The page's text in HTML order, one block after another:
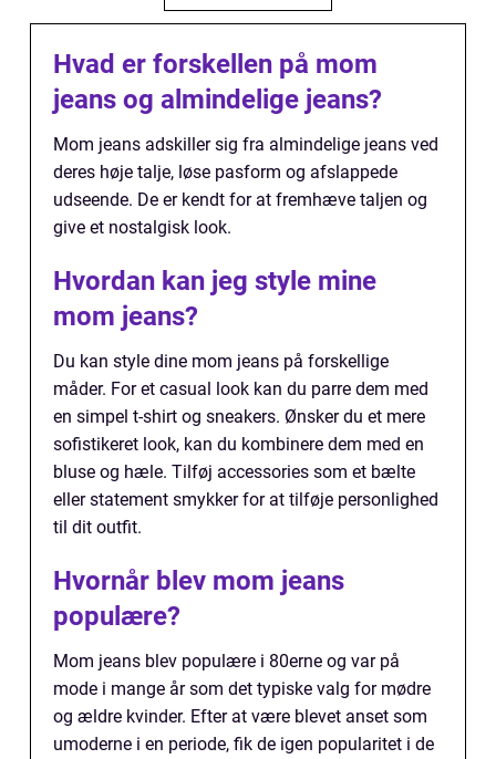
Hvad er forskellen på mom
jeans og almindelige jeans?
Mom jeans adskiller sig fra almindelige jeans ved
deres høje talje, løse pasform og afslappede
udseende. De er kendt for at fremhæve taljen og
give et nostalgisk look.
Hvordan kan jeg style mine
mom jeans?
Du kan style dine mom jeans på forskellige
måder. For et casual look kan du parre dem med
en simpel t-shirt og sneakers. Ønsker du et mere
sofistikeret look, kan du kombinere dem med en
bluse og hæle. Tilføj accessories som et bælte
eller statement smykker for at tilføje personlighed
til dit outfit.
Hvornår blev mom jeans
populære?
Mom jeans blev populære i 80erne og var på
mode i mange år som det typiske valg for mødre
og ældre kvinder. Efter at være blevet anset som
umoderne i en periode, fik de igen popularitet i de